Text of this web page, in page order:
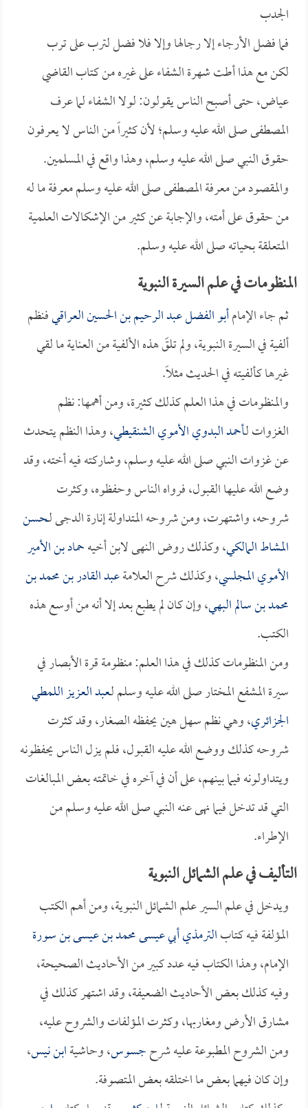
الجدب
فما فضل الأرجاء إلا رجالها وإلا فلا فضل لترب على ترب
لكن مع هذا أطت شهرة الشفاء على غيره من كتاب القاضي
عياض، حتى أصبح الناس يقولون: لولا الشفاء لما عرف
المصطفى صلى الله عليه وسلم؛ لأن كثيراً من الناس لا يعرفون
حقوق النبي صلى الله عليه وسلم، وهذا واقع في المسلمين.
والمقصود من معرفة المصطفى صلى الله عليه وسلم معرفة ما له
من حقوق على أمته، والإجابة عن كثير من الإشكالات العلمية
المتعلقة بحياته صلى الله عليه وسلم.
المنظومات في علم السيرة النبوية
ثم جاء الإمامأبو الفضل عبد الرحيم بن الحسين العراقيفنظم
ألفية في السيرة النبوية، ولم تلقَ هذه الألفية من العناية ما لقي
غيرها كألفيته في الحديث مثلاً.
والمنظومات في هذا العلم كذلك كثيرة، ومن أهمها: نظم
الغزوات لـأحمد البدوي الأموي الشنقيطي، وهذا النظم يتحدث
عن غزوات النبي صلى الله عليه وسلم، وشاركته فيه أخته، وقد
وضع الله عليها القبول، فرواه الناس وحفظوه، وكثرت
شروحه، واشتهرت، ومن شروحه المتداولة إنارة الدجى لـحسن
المشاط المالكي، وكذلك روض النهى لابن أخيهحماد بن الأمير
الأموي المجلسي، وكذلك شرح العلامةعبد القادر بن محمد بن
محمد بن سالم البهي، وإن كان لم يطبع بعد إلا أنه من أوسع هذه
الكتب.
ومن المنظومات كذلك في هذا العلم: منظومة قرة الأبصار في
سيرة المشفع المختار صلى الله عليه وسلم لـعبد العزيز اللمطي
الجزائري، وهي نظم سهل هين يحفظه الصغار، وقد كثرت
شروحه كذلك ووضع الله عليه القبول، فلم يزل الناس يحفظونه
ويتداولونه فيما بينهم، على أن في آخره في خاتمته بعض المبالغات
التي قد تدخل فيما نهى عنه النبي صلى الله عليه وسلم من
الإطراء.
التأليف في علم الشمائل النبوية
ويدخل في علم السير علم الشمائل النبوية، ومن أهم الكتب
المؤلفة فيه كتابالترمذي أبي عيسى محمد بن عيسى بن سورة
الإمام، وهذا الكتاب فيه عدد كبير من الأحاديث الصحيحة،
وفيه كذلك بعض الأحاديث الضعيفة، وقد اشتهر كذلك في
مشارق الأرض ومغاربها، وكثرت المؤلفات والشروح عليه،
ومن الشروح المطبوعة عليه شرحجسوس، وحاشيةابن نيس،
وإن كان فيهما بعض ما اختلقه بعض المتصوفة.